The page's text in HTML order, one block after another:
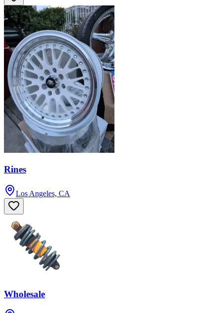
Rines
Los Angeles, CA
Wholesale